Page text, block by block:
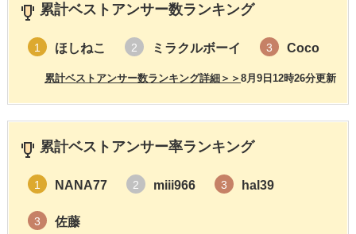
累計ベストアンサー数ランキング
1 ほしねこ 2 ミラクルボーイ 3 Coco
8月9日12時26分更新
累計ベストアンサー数ランキング詳細＞＞
累計ベストアンサー率ランキング
1 NANA77 2 miii966 3 hal39
3 佐藤